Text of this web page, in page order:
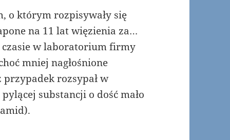
o którym rozpisywały się
na 11 lat więzienia za…
czasie w laboratorium firmy
mniej nagłośnione
rozsypał w
substancji o dość mało